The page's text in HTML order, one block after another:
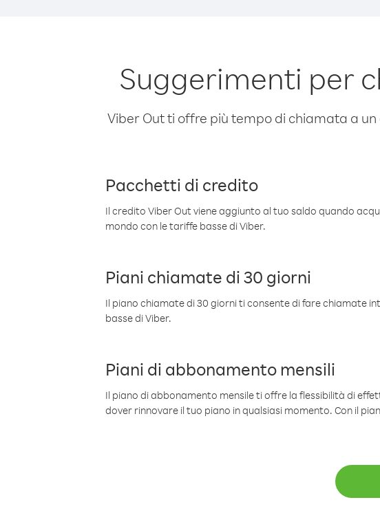
Suggerimenti per
Viber Out ti offre più tempo di chiamata a
Pacchetti di credito
Il credito Viber Out viene aggiunto al tuo saldo quando
mondo con le tariffe basse di Viber.
Piani chiamate di 30 giorni
Il piano chiamate di 30 giorni ti consente di fare chiamate
basse di Viber.
Piani di abbonamento mensili
Il piano di abbonamento mensile ti offre la flessibilità di
dover rinnovare il tuo piano in qualsiasi momento. Con il